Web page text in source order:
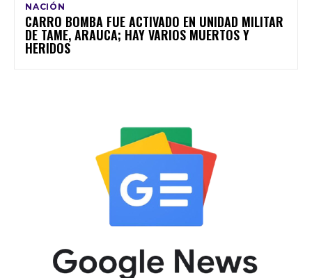
NACIÓN
CARRO BOMBA FUE ACTIVADO EN UNIDAD MILITAR
DE TAME, ARAUCA; HAY VARIOS MUERTOS Y
HERIDOS